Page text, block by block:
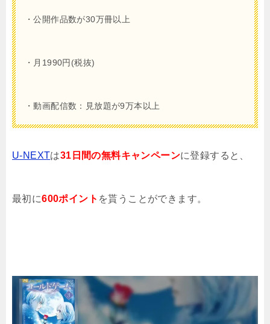
・公開作品数が30万冊以上
・月1990円(税抜)
・動画配信数：見放題が9万本以上
U-NEXTは31日間の無料キャンペーンに登録すると、
最初に600ポイント を貰うことができます。